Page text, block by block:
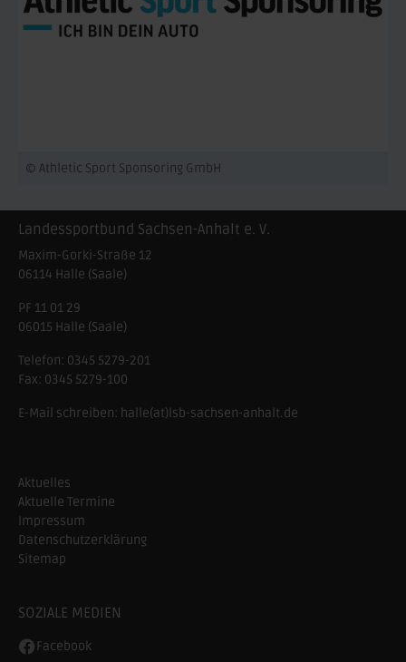
© Athletic Sport Sponsoring GmbH
Landessportbund Sachsen-Anhalt e. V.
Maxim-Gorki-Straße 12
06114 Halle (Saale)
PF 11 01 29
06015 Halle (Saale)
Telefon: 0345 5279-201
Fax: 0345 5279-100
E-Mail schreiben: halle(at)lsb-sachsen-anhalt.de
Aktuelles
Aktuelle Termine
Impressum
Datenschutzerklärung
Sitemap
SOZIALE MEDIEN
Facebook